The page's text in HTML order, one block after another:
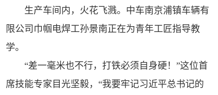
生产车间内，火花飞溅。中车南京浦镇车辆有
限公司巾帼电焊工孙景南正在为青年工匠指导教
学。
“差一毫米也不行，打铁必须自身硬！”这位首
席技能专家目光坚毅，“我要牢记习近平总书记的